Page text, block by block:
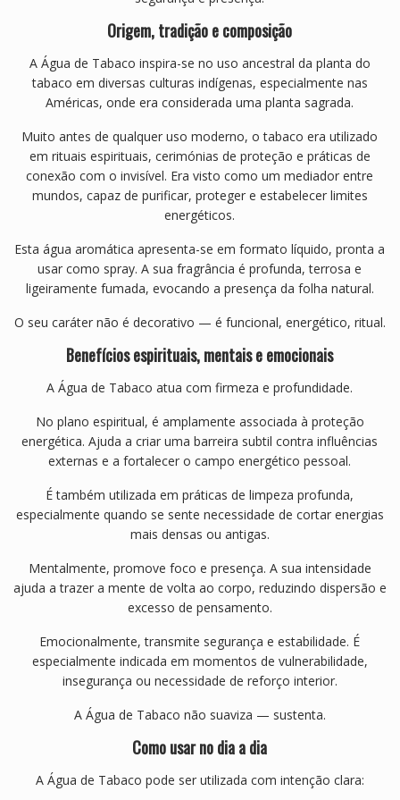
Origem, tradição e composição
A Água de Tabaco inspira-se no uso ancestral da planta do
tabaco em diversas culturas indígenas, especialmente nas
Américas, onde era considerada uma planta sagrada.
Muito antes de qualquer uso moderno, o tabaco era utilizado
em rituais espirituais, cerimónias de proteção e práticas de
conexão com o invisível. Era visto como um mediador entre
mundos, capaz de purificar, proteger e estabelecer limites
energéticos.
Esta água aromática apresenta-se em formato líquido, pronta a
usar como spray. A sua fragrância é profunda, terrosa e
ligeiramente fumada, evocando a presença da folha natural.
O seu caráter não é decorativo — é funcional, energético, ritual.
Benefícios espirituais, mentais e emocionais
A Água de Tabaco atua com firmeza e profundidade.
No plano espiritual, é amplamente associada à proteção
energética. Ajuda a criar uma barreira subtil contra influências
externas e a fortalecer o campo energético pessoal.
É também utilizada em práticas de limpeza profunda,
especialmente quando se sente necessidade de cortar energias
mais densas ou antigas.
Mentalmente, promove foco e presença. A sua intensidade
ajuda a trazer a mente de volta ao corpo, reduzindo dispersão e
excesso de pensamento.
Emocionalmente, transmite segurança e estabilidade. É
especialmente indicada em momentos de vulnerabilidade,
insegurança ou necessidade de reforço interior.
A Água de Tabaco não suaviza — sustenta.
Como usar no dia a dia
A Água de Tabaco pode ser utilizada com intenção clara: